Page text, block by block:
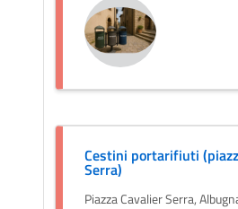
Cestini portarifiuti
Serra)
Piazza Cavalier Serra,